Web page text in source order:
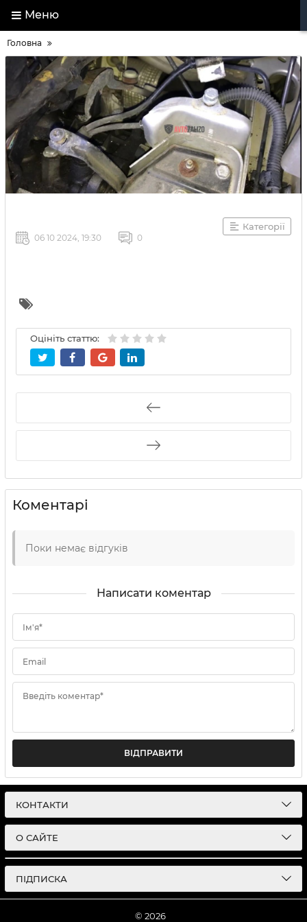
Меню
Головна
Категорії
06 10 2024, 19:30 0
Оцініть статтю:
Коментарі
Поки немає відгуків
Написати коментар
Ім'я*
Email
Введіть коментар*
ВІДПРАВИТИ
КОНТАКТИ
О САЙТЕ
ПІДПИСКА
© 2026